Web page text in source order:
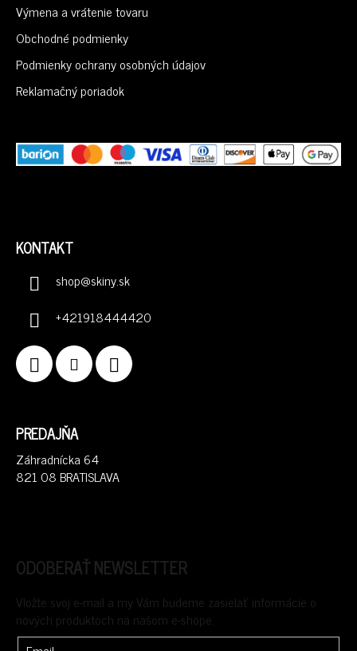
Výmena a vrátenie tovaru
Obchodné podmienky
Podmienky ochrany osobných údajov
Reklamačný poriadok
KONTAKT
shop@skiny.sk
+421918444420
PREDAJŇA
Záhradnícka 64
821 08 BRATISLAVA
ODOBERAŤ NEWSLETTER
Vložte svoj e-mail a my Vám budeme zasielať informácie o
nových produktoch na našom e-shope.